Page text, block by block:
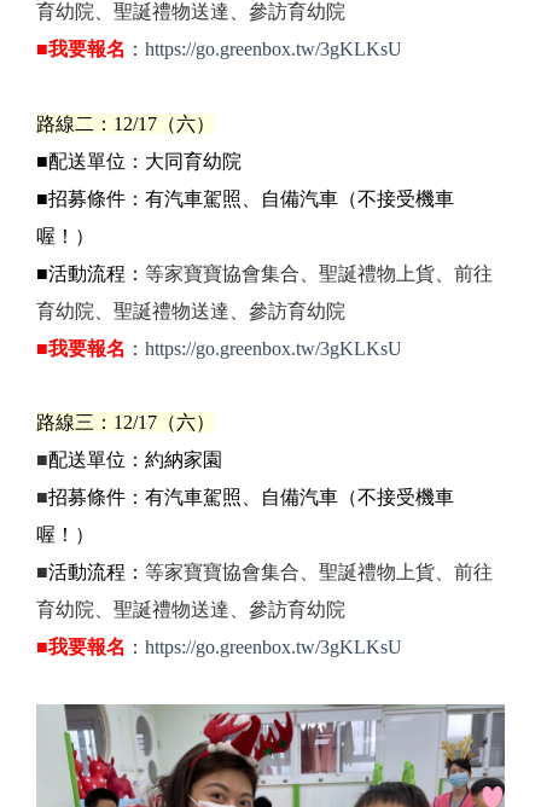
育幼院、 聖誕禮物送達、參訪育幼院
■我要報名 ： https://go.greenbox.tw/3gKLKsU
路線二：12/17（六）
■配送單位：大同育幼院
■招募條件：有汽車駕照、自備汽車（不接受機車
喔！）
■活動流程： 等家寶寶協會集合、聖誕禮物上貨、 前往
育幼院、 聖誕禮物送達、參訪育幼院
■我要報名 ： https://go.greenbox.tw/3gKLKsU
路線三：12/17（六）
■配送單位：約納家園
■招募條件：有汽車駕照、自備汽車（不接受機車
喔！）
■活動流程： 等家寶寶協會集合、聖誕禮物上貨、 前往
育幼院、 聖誕禮物送達、參訪育幼院
■我要報名 ： https://go.greenbox.tw/3gKLKsU